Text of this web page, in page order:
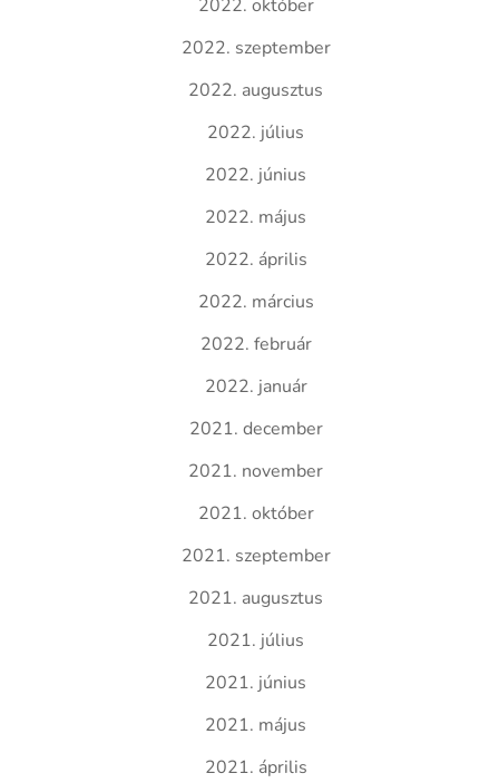
2022. október
2022. szeptember
2022. augusztus
2022. július
2022. június
2022. május
2022. április
2022. március
2022. február
2022. január
2021. december
2021. november
2021. október
2021. szeptember
2021. augusztus
2021. július
2021. június
2021. május
2021. április